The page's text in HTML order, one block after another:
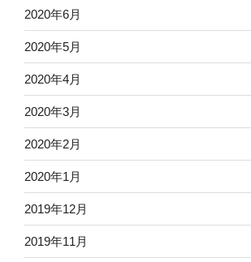
2020年6月
2020年5月
2020年4月
2020年3月
2020年2月
2020年1月
2019年12月
2019年11月